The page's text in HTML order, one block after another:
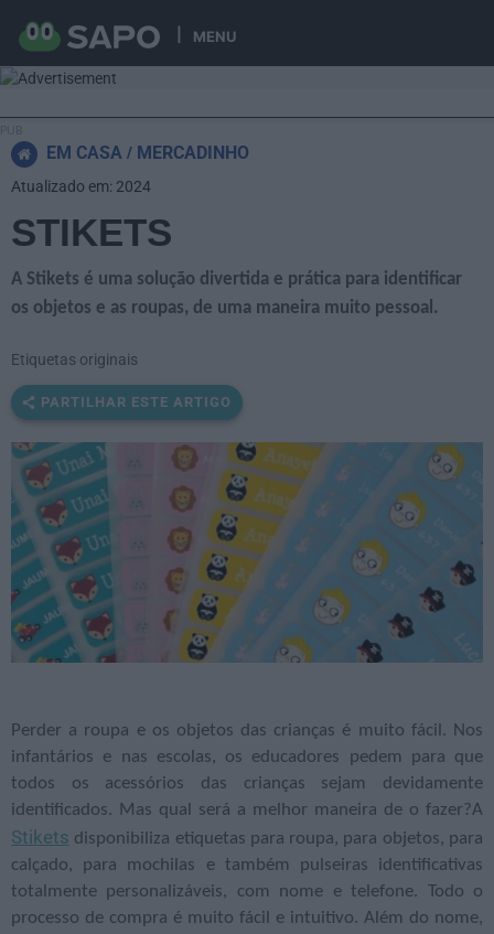
MENU
EM CASA MERCADINHO
STIKETS
A Stikets é uma solução divertida e prática para identificar
os objetos e as roupas, de uma maneira muito pessoal.
Etiquetas originais
PARTILHAR ESTE ARTIGO
Perder a roupa e os objetos das crianças é muito fácil. Nos
infantários e nas escolas, os educadores pedem para que
todos os acessórios das crianças sejam devidamente
identificados. Mas qual será a melhor maneira de o fazer?A
Stikets disponibiliza etiquetas para roupa, para objetos, para
calçado, para mochilas e também pulseiras identificativas
totalmente personalizáveis, com nome e telefone. Todo o
processo de compra é muito fácil e intuitivo. Além do nome,
Atualizado em: 2024